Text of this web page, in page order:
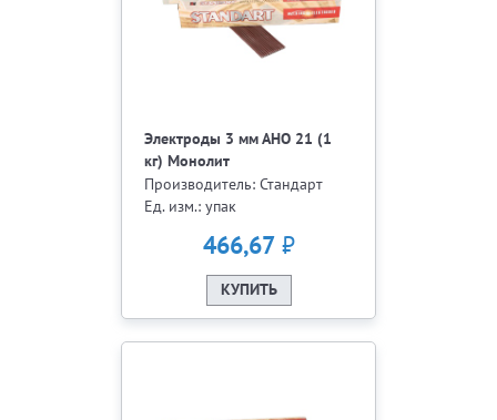
Электроды 3 мм АНО 21 (1
кг) Монолит
Производитель: Стандарт
Ед. изм.: упак
466,67₽
КУПИТЬ